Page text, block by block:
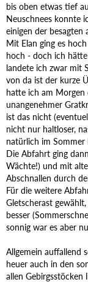
bis oben etwas tief
Neuschnees konnte
einigen der besagten
Mit Elan ging es
hoch - doch ich
landete ich zwar mit
von da ist der kurze
hatte ich am Morgen
unangenehmer
ist das nicht
nicht nur haltloser,
natürlich im Sommer
Die Abfahrt ging
Wächte!) und mit
Abschnallen durch
Für die weitere
Gletscherast
besser
sonnig war es aber
Allgemein auffallend
heuer auch in den
allen Gebirgsstöcken